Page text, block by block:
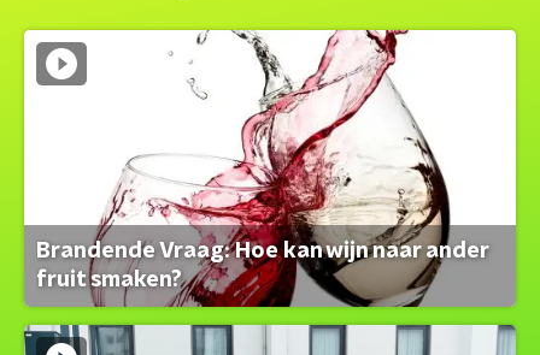
Brandende Vraag: Hoe kan wijn naar ander
fruit smaken?